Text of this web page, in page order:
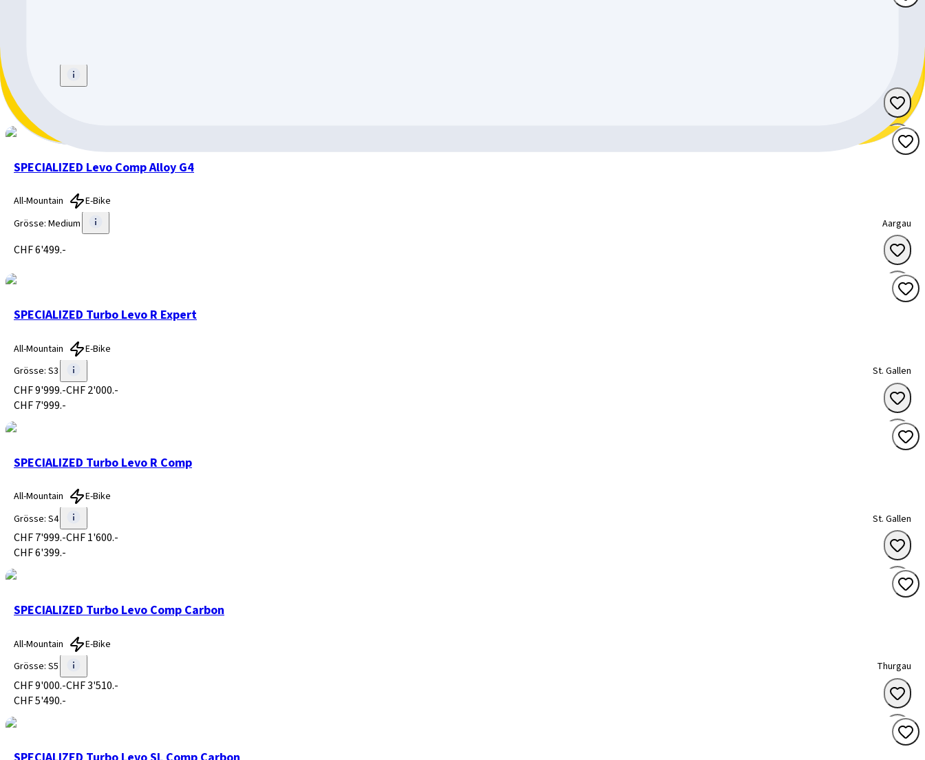
CHF 7'990.-
CHF 6'890.-
SPECIALIZED Levo Comp Alloy G4
All-Mountain
E-Bike
Grösse: Medium Aargau
CHF 6'499.-
SPECIALIZED Turbo Levo R Expert
All-Mountain
E-Bike
Grösse: S3 St. Gallen
CHF 9'999.-CHF 2'000.-
CHF 7'999.-
SPECIALIZED Turbo Levo R Comp
All-Mountain
E-Bike
Grösse: S4 St. Gallen
CHF 7'999.-CHF 1'600.-
CHF 6'399.-
SPECIALIZED Turbo Levo Comp Carbon
All-Mountain
E-Bike
Grösse: S5 Thurgau
CHF 9'000.-CHF 3'510.-
CHF 5'490.-